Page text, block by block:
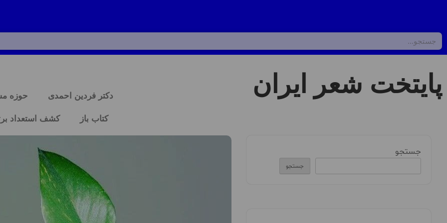
پایتخت شعر ایران دکتر فردین احمدی حوزه
کتاب باز کشف استعداد
جستجو
جستجو